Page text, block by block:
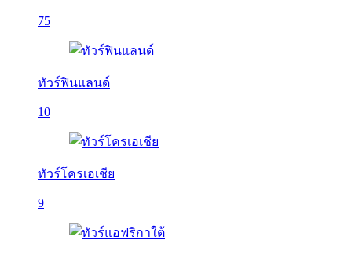
75
ทัวร์ฟินแลนด์
10
ทัวร์โครเอเชีย
9